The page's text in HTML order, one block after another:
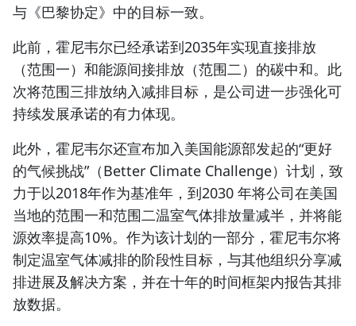
与《巴黎协定》中的目标一致。
此前，霍尼韦尔已经承诺到2035年实现直接排放
（范围一）和能源间接排放（范围二）的碳中和。此
次将范围三排放纳入减排目标，是公司进一步强化可
持续发展承诺的有力体现。
此外，霍尼韦尔还宣布加入美国能源部发起的“更好
的气候挑战”（Better Climate Challenge）计划，致
力于以2018年作为基准年，到2030 年将公司在美国
当地的范围一和范围二温室气体排放量减半，并将能
源效率提高10%。作为该计划的一部分，霍尼韦尔将
制定温室气体减排的阶段性目标，与其他组织分享减
排进展及解决方案，并在十年的时间框架内报告其排
放数据。